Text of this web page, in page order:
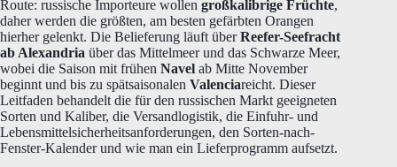
Route: russische Importeure wollen großkalibrige Früchte,
daher werden die größten, am besten gefärbten Orangen
hierher gelenkt. Die Belieferung läuft überReefer-Seefracht
ab Alexandria über das Mittelmeer und das Schwarze Meer,
wobei die Saison mit frühen Navel ab Mitte November
beginnt und bis zu spätsaisonalen Valenciareicht. Dieser
Leitfaden behandelt die für den russischen Markt geeigneten
Sorten und Kaliber, die Versandlogistik, die Einfuhr- und
Lebensmittelsicherheitsanforderungen, den Sorten-nach-
Fenster-Kalender und wie man ein Lieferprogramm aufsetzt.